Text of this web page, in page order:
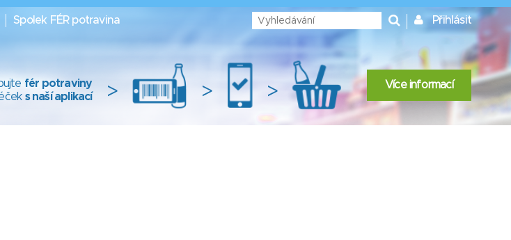
Spolek FÉR potravina Přihlásit
fér potraviny
s naší aplikací > > > Více informací